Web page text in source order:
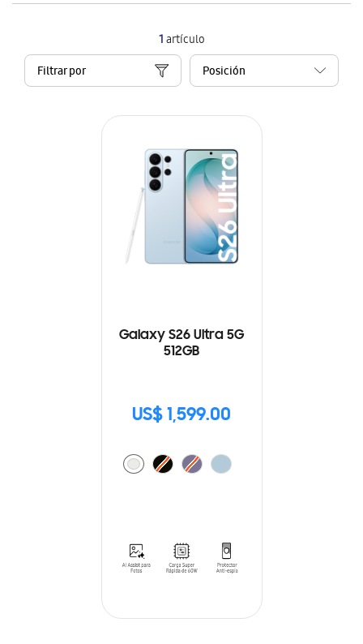
1artículo
Filtrar por
Galaxy S26 Ultra 5G
512GB
US$ 1,599.00